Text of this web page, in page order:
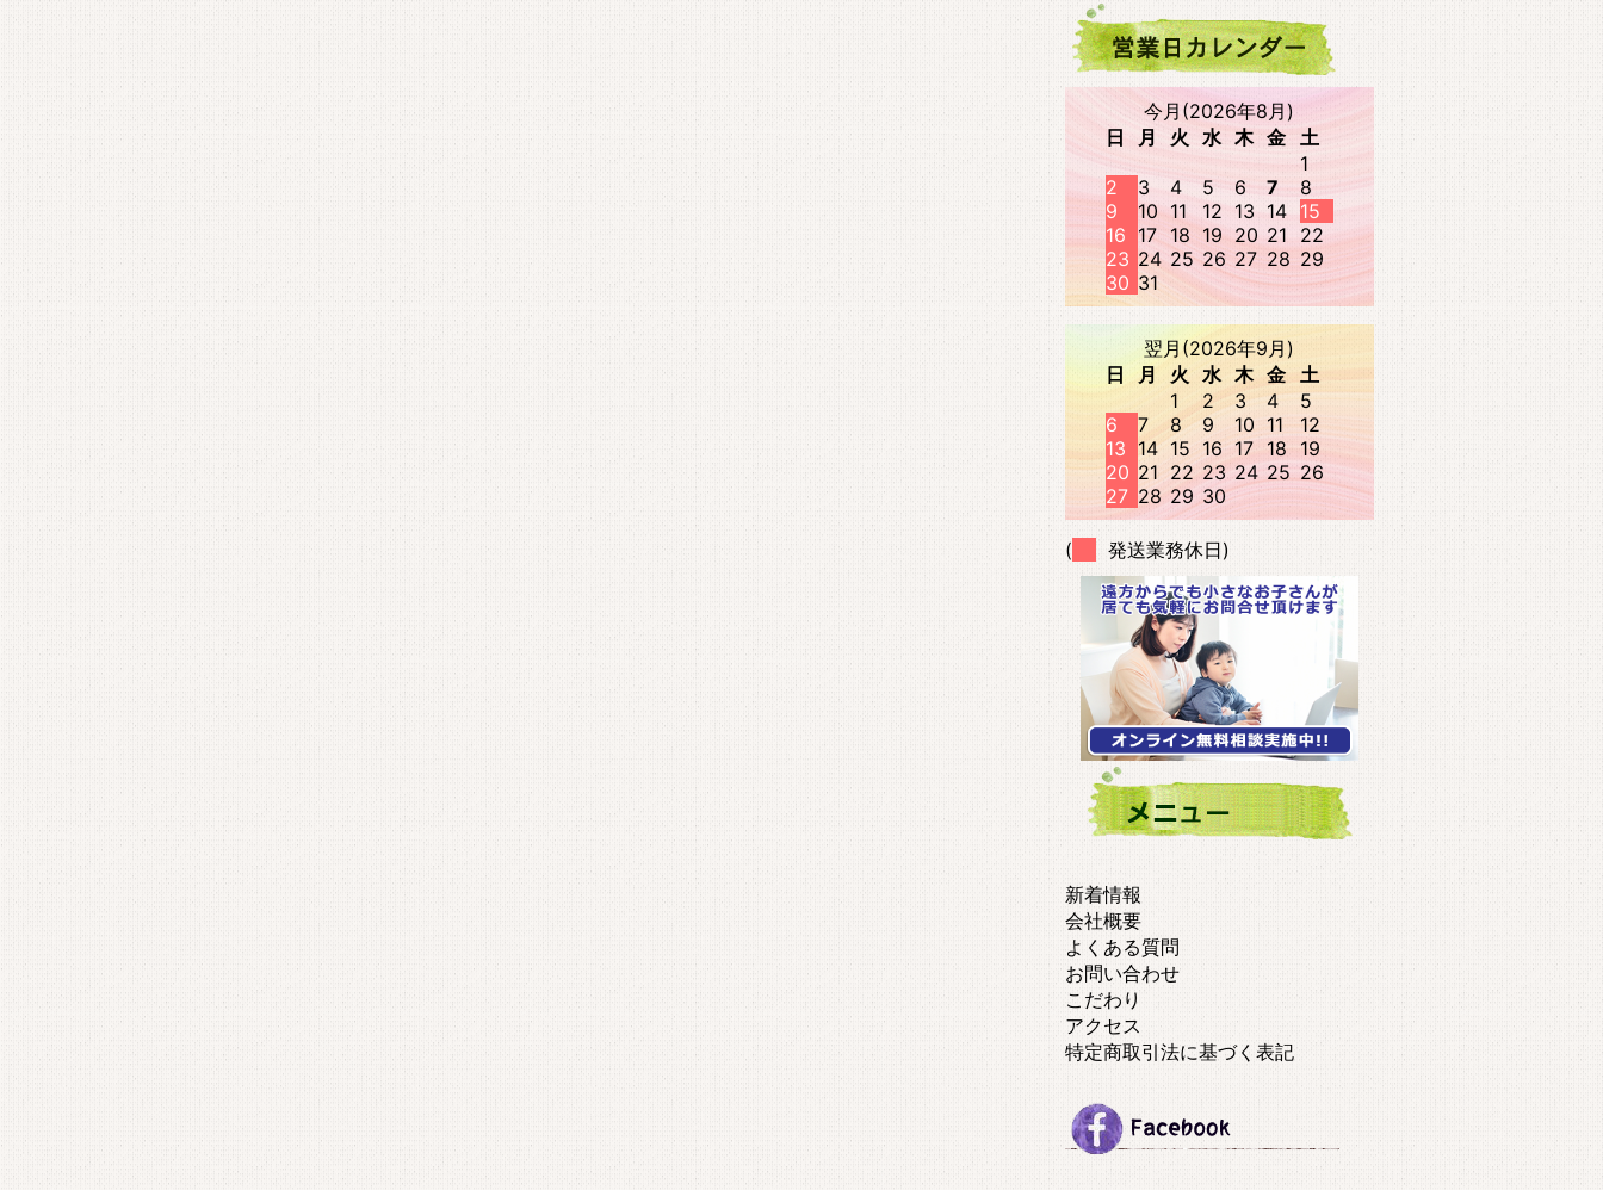
今月(2026年8月)
日
月 火 水 木 金
土
1
2
3 4 5 6 7
8
9
10 11 12 13 14
15
16 17 18 19 20 21
22
23 24 25 26 27 28 29
30 31
翌月(2026年9月)
日
月 火 水 木 金
土
1
2 3 4
5
6
7 8 9 10 11
12
13 14 15 16 17 18
19
20 21 22 23 24 25 26
27 28 29 30
( 発送業務休日)
新着情報
会社概要
よくある質問
お問い合わせ
こだわり
アクセス
特定商取引法に基づく表記